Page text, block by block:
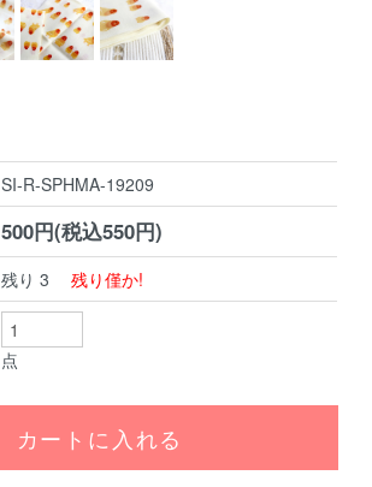
SI-R-SPHMA-19209
500円(税込550円)
残り 3残り僅か!
点